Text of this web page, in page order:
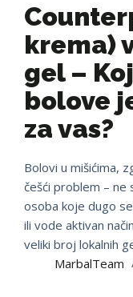
krema)
gel –
bolove
za vas?
Bolovi u mišićima,
češći problem – ne
osoba koje dugo
ili vode aktivan
veliki broj lokalnih
MarbalTeam